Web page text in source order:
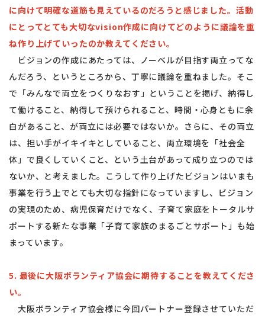
に向けて明確な道筋も見えているのだろうと感じました。活動
にとってとても大切なvision作成に向けてどのように議論を重
ね作り上げていったのか教えてください。
ビジョンの作成にあたっては、ノーベルが目指す両立ってな
んだろう、というところから、丁寧に議論を重ねました。そこ
で「みんなで両立をつくりなおす」ということを掲げ、納得し
て働けること、納得して預けられること、時間・心身ともに余
白があること、が両立には必要ではないか。さらに、その両立
は、担い手がイキイキとしていること、両立環境を「社会全
体」で良くしていくこと、という土台があって成り立つのでは
ないか、と考えました。こうして作り上げたビジョンはいまも
事業を行う上でとても大切な指針になっていますし、ビジョン
の実現のため、病児保育だけでなく、子育て家庭をトータルサ
ポートする新たな事業「子育て家族のまるごとサポート」も始
まっています。
5. 最後に大阪ボランティア協会に期待することを教えてくださ
い。
大阪ボランティア協会様に今回パートナー登録させていただ